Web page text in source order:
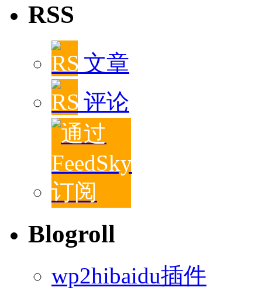
RSS
文章
评论
Blogroll
wp2hibaidu插件